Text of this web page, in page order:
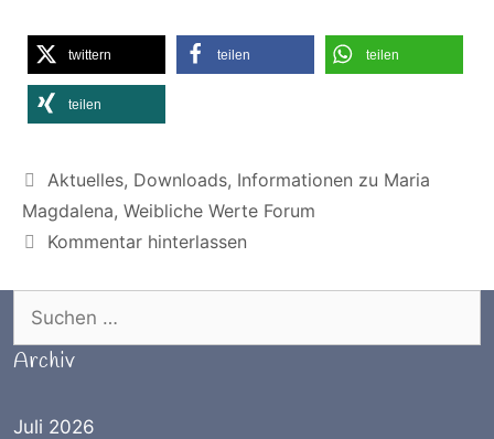
twittern teilen teilen
teilen
Kategorien
Aktuelles, Downloads, Informationen zu Maria
Magdalena, Weibliche Werte Forum
Kommentar hinterlassen
Suchen nach:
Archiv
Juli 2026